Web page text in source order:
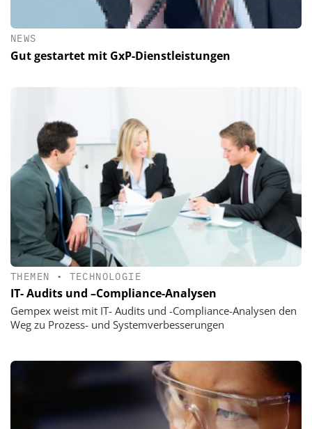
NEWS
Gut gestartet mit GxP-Dienstleistungen
THEMEN • TECHNOLOGIE
IT- Audits und –Compliance-Analysen
Gempex weist mit IT- Audits und -Compliance-Analysen den
Weg zu Prozess- und Systemverbesserungen